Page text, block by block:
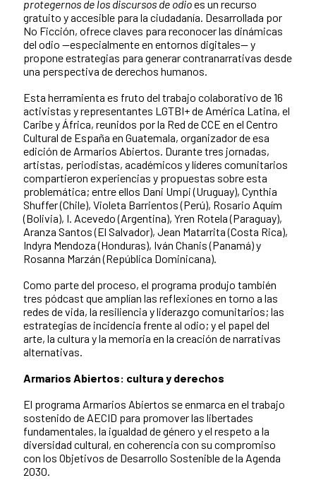
protegernos de los discursos de odioes un recurso
gratuito y accesible para la ciudadanía. Desarrollada por
No Ficción, ofrece claves para reconocer las dinámicas
del odio —especialmente en entornos digitales— y
propone estrategias para generar contranarrativas desde
una perspectiva de derechos humanos.
Esta herramienta es fruto del trabajo colaborativo de 16
activistas y representantes LGTBI+ de América Latina, el
Caribe y África, reunidos por la Red de CCE en el Centro
Cultural de España en Guatemala, organizador de esa
edición de Armarios Abiertos. Durante tres jornadas,
artistas, periodistas, académicos y líderes comunitarios
compartieron experiencias y propuestas sobre esta
problemática; entre ellos Dani Umpi (Uruguay), Cynthia
Shuffer (Chile), Violeta Barrientos (Perú), Rosario Aquím
(Bolivia), I. Acevedo (Argentina), Yren Rotela (Paraguay),
Aranza Santos (El Salvador), Jean Matarrita (Costa Rica),
Indyra Mendoza (Honduras), Iván Chanis (Panamá) y
Rosanna Marzán (República Dominicana).
Como parte del proceso, el programa produjo también
tres pódcast que amplían las reflexiones en torno a las
redes de vida, la resiliencia y liderazgo comunitarios; las
estrategias de incidencia frente al odio; y el papel del
arte, la cultura y la memoria en la creación de narrativas
alternativas.
Armarios Abiertos: cultura y derechos
El programa Armarios Abiertos se enmarca en el trabajo
sostenido de AECID para promover las libertades
fundamentales, la igualdad de género y el respeto a la
diversidad cultural, en coherencia con su compromiso
con los Objetivos de Desarrollo Sostenible de la Agenda
2030.